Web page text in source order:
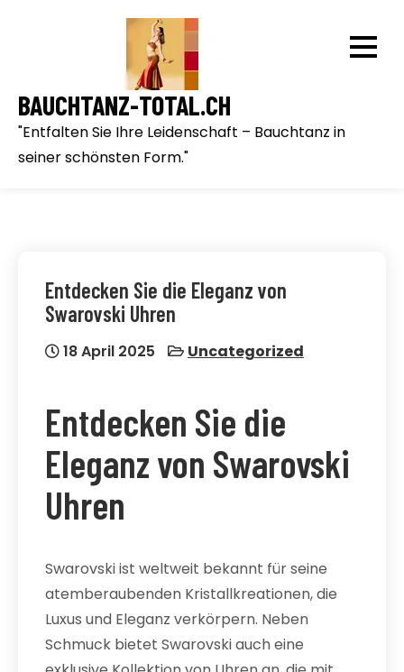
BAUCHTANZ-TOTAL.CH
"Entfalten Sie Ihre Leidenschaft – Bauchtanz in
seiner schönsten Form."
Entdecken Sie die Eleganz von
Swarovski Uhren
18 April 2025 Uncategorized
Entdecken Sie die
Eleganz von Swarovski
Uhren
Swarovski ist weltweit bekannt für seine
atemberaubenden Kristallkreationen, die
Luxus und Eleganz verkörpern. Neben
Schmuck bietet Swarovski auch eine